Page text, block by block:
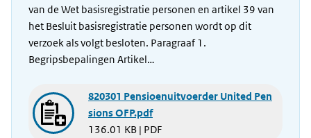
van de Wet basisregistratie personen en artikel 39 van
het Besluit basisregistratie personen wordt op dit
verzoek als volgt besloten. Paragraaf 1.
Begripsbepalingen Artikel…
820301 Pensioenuitvoerder United Pen
sions OFP.pdf
136.01 KB | PDF